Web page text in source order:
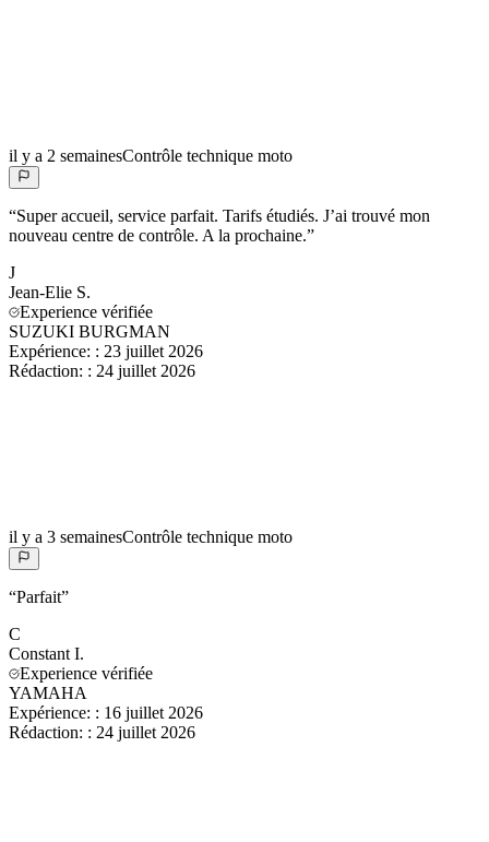
il y a 2 semainesContrôle technique moto
“Super accueil, service parfait. Tarifs étudiés. J’ai trouvé mon
nouveau centre de contrôle. A la prochaine.”
J
Jean-Elie S.
Experience vérifiée
SUZUKI BURGMAN
Expérience: : 23 juillet 2026
Rédaction: : 24 juillet 2026
il y a 3 semainesContrôle technique moto
“Parfait”
C
Constant I.
Experience vérifiée
YAMAHA
Expérience: : 16 juillet 2026
Rédaction: : 24 juillet 2026